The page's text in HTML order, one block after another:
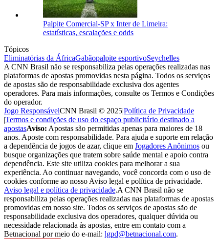
Palpite Comercial-SP x Inter de Limeira:
estatísticas, escalações e odds
Tópicos
Eliminatórias da ÁfricaGabãopalpite esportivoSeychelles
A CNN Brasil não se responsabiliza pelas operações realizadas nas
plataformas de apostas promovidas nesta página. Todos os serviços
de apostas são de responsabilidade exclusiva dos agentes
operadores. Para mais informações, consulte os Termos e Condições
do operador.
Jogo ResponsávelCNN Brasil © 2025|Política de Privacidade
|Termos e condições de uso do espaço publicitário destinado a
apostasAviso: Apostas são permitidas apenas para maiores de 18
anos. Aposte com responsabilidade. Para ajuda e suporte em relação
a dependência de jogos de azar, clique em Jogadores Anônimos ou
busque organizações que tratem sobre saúde mental e apoio contra
dependência. Este site utiliza cookies para melhorar a sua
experiência. Ao continuar navegando, você concorda com o uso de
cookies conforme ao nosso Aviso legal e política de privacidade.
Aviso legal e política de privacidade.A CNN Brasil não se
responsabiliza pelas operações realizadas nas plataformas de apostas
promovidas em nosso site. Todos os serviços de apostas são de
responsabilidade exclusiva dos operadores, qualquer dúvida ou
necessidade relacionada às apostas, entre em contato com a
Betnacional por meio do e-mail: lgpd@betnacional.com.